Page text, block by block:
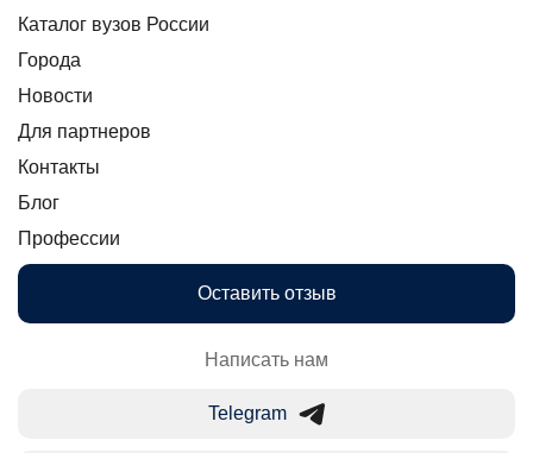
Каталог вузов России
Города
Новости
Для партнеров
Контакты
Блог
Профессии
Оставить отзыв
Написать нам
Telegram